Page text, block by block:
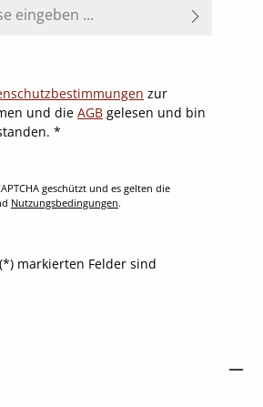
zur
und die AGB gelesen und bin
*
geschützt und es gelten die
Nutzungsbedingungen.
markierten Felder sind